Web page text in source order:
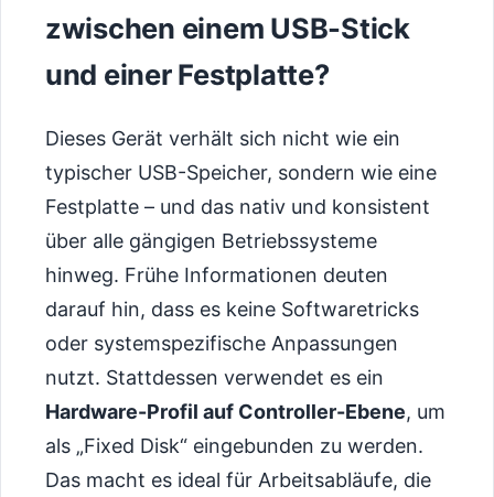
zwischen einem USB-Stick
und einer Festplatte?
Dieses Gerät verhält sich nicht wie ein
typischer USB-Speicher, sondern wie eine
Festplatte – und das nativ und konsistent
über alle gängigen Betriebssysteme
hinweg. Frühe Informationen deuten
darauf hin, dass es keine Softwaretricks
oder systemspezifische Anpassungen
nutzt. Stattdessen verwendet es ein
Hardware-Profil auf Controller-Ebene, um
als „Fixed Disk“ eingebunden zu werden.
Das macht es ideal für Arbeitsabläufe, die